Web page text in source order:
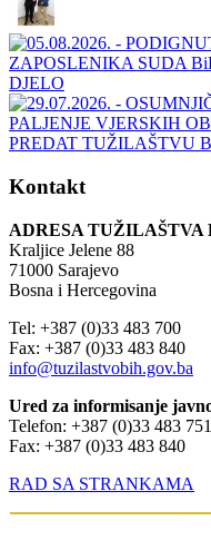
Kontakt
ADRESA TUŽILAŠTVA
Kraljice Jelene 88
71000 Sarajevo
Bosna i Hercegovina
Tel: +387 (0)33 483 700
Fax: +387 (0)33 483 840
info@tuzilastvobih.gov.ba
Ured za informisanje
Telefon: +387 (0)33 483 751
Fax: +387 (0)33 483 840
RAD SA STRANKAMA